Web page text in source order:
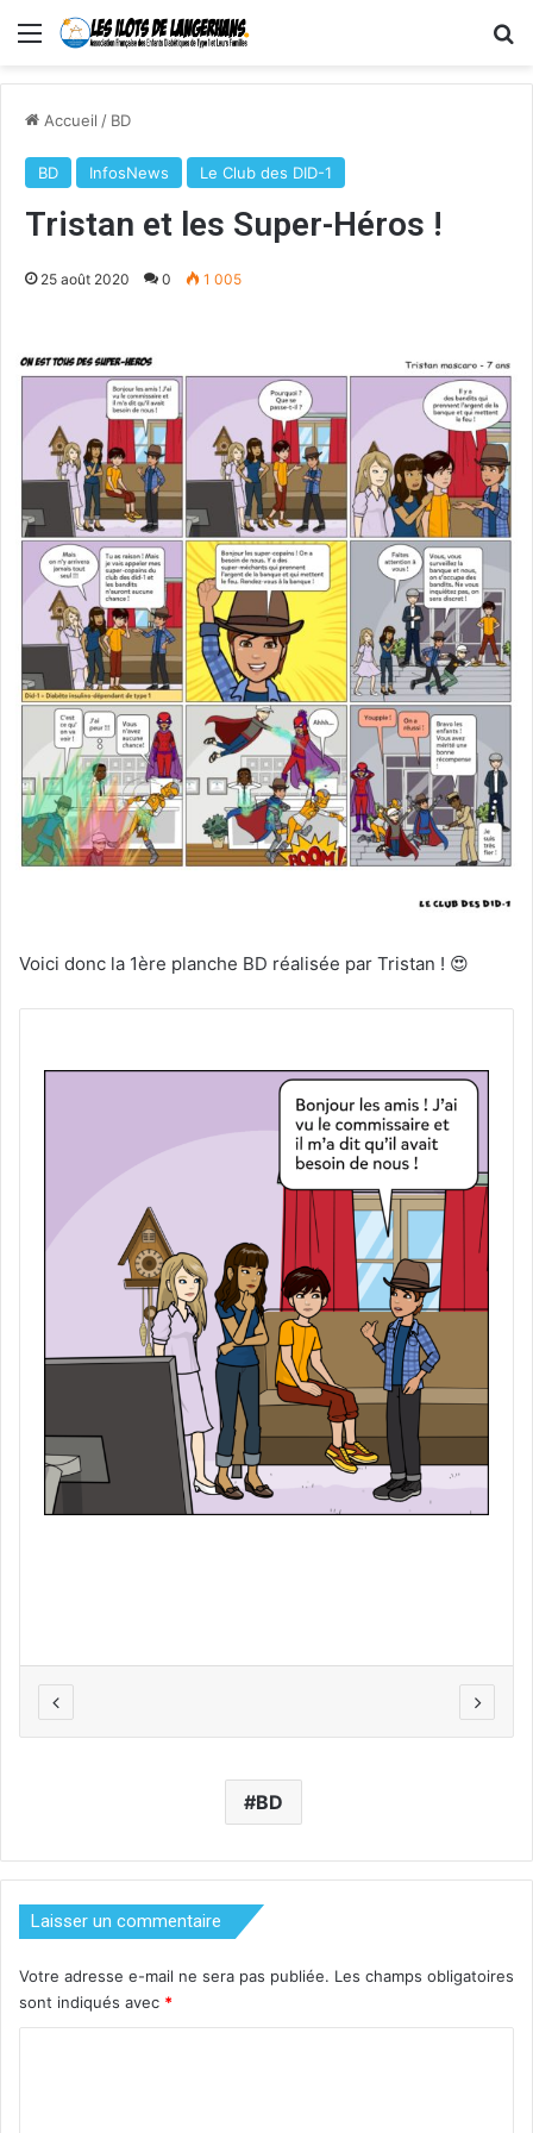
Menu
Accueil / BD
BD InfosNews Le Club des DID-1
Tristan et les Super-Héros !
25 août 2020 0 1 005
Voici donc la 1ère planche BD réalisée par Tristan ! 😍
BD
Laisser un commentaire
Votre adresse e-mail ne sera pas publiée. Les champs obligatoires
sont indiqués avec *